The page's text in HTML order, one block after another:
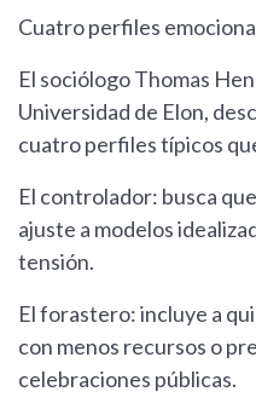
Cuatro perfiles
El sociólogo Thomas
Universidad de Elon,
cuatro perfiles típicos
El controlador: busca
ajuste a modelos
tensión.
El forastero: incluye a
con menos recursos o
celebraciones públicas.